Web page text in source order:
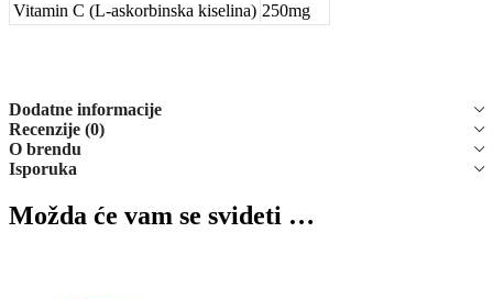
Vitamin C (L-askorbinska kiselina) 250mg
Dodatne informacije
Recenzije (0)
O brendu
Isporuka
Možda će vam se svideti …